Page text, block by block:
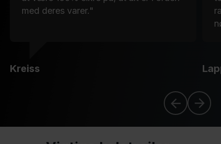
med deres varer."
Kreiss